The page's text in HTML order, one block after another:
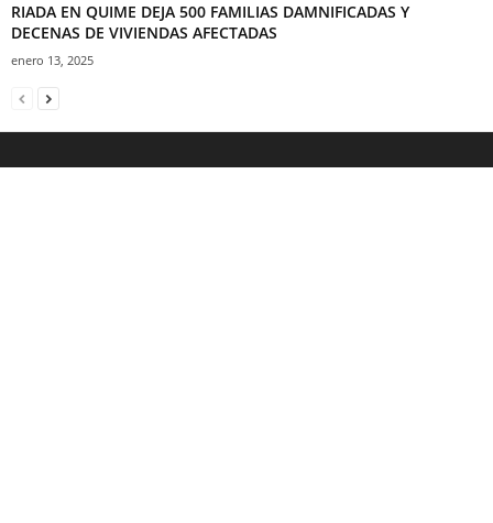
RIADA EN QUIME DEJA 500 FAMILIAS DAMNIFICADAS Y
DECENAS DE VIVIENDAS AFECTADAS
enero 13, 2025